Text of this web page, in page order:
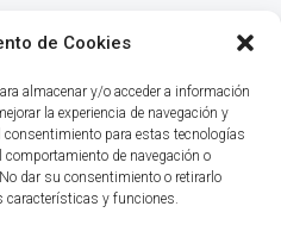
de Cookies
almacenar y/o acceder a información
la experiencia de navegación y
para estas tecnologías
de navegación o
dar su consentimiento o retirarlo
características y funciones.